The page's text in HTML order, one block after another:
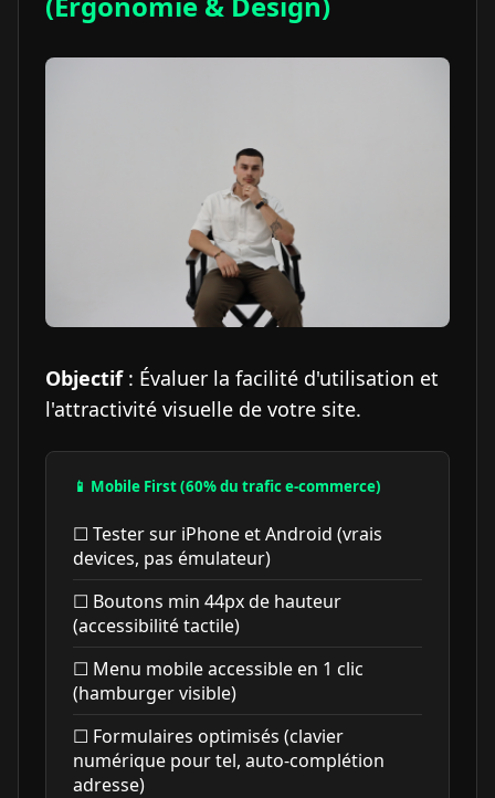
Objectif: Évaluer la facilité d'utilisation et
l'attractivité visuelle de votre site.
📱 Mobile First (60% du trafic e-commerce)
☐ Tester sur iPhone et Android (vrais
devices, pas émulateur)
☐ Boutons min 44px de hauteur
(accessibilité tactile)
☐ Menu mobile accessible en 1 clic
(hamburger visible)
☐ Formulaires optimisés (clavier
numérique pour tel, auto-complétion
adresse)